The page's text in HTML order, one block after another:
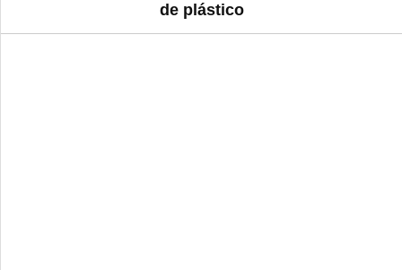
de plástico